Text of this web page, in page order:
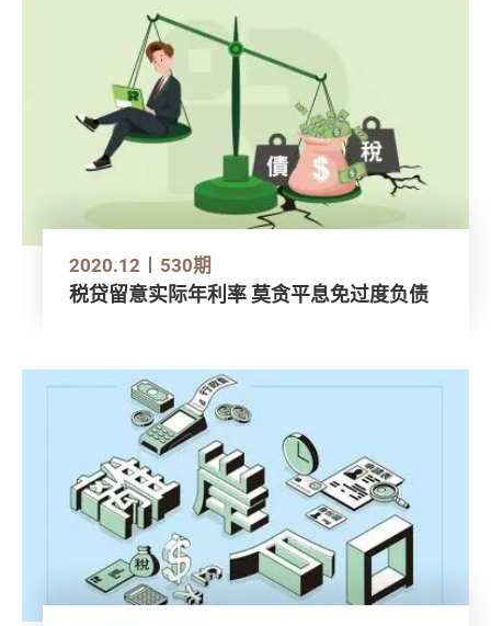
2020.12 530期
税贷留意实际年利率 莫贪平息免过度负债